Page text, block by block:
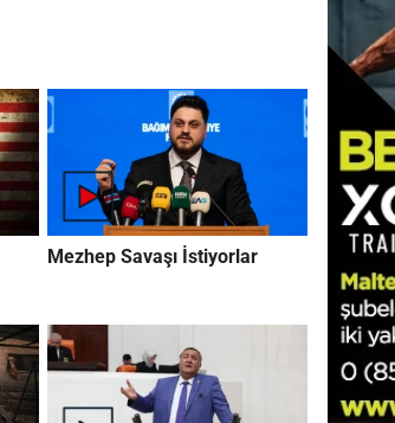
Mezhep Savaşı İstiyorlar